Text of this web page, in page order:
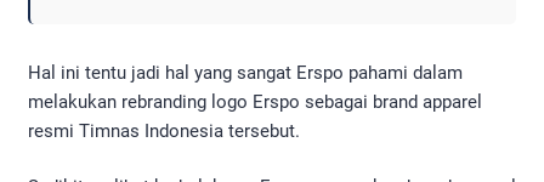
Hal ini tentu jadi hal yang sangat Erspo pahami dalam
melakukan rebranding logo Erspo sebagai brand apparel
resmi Timnas Indonesia tersebut.